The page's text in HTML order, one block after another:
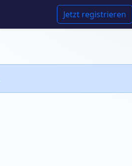
Jetzt registrieren